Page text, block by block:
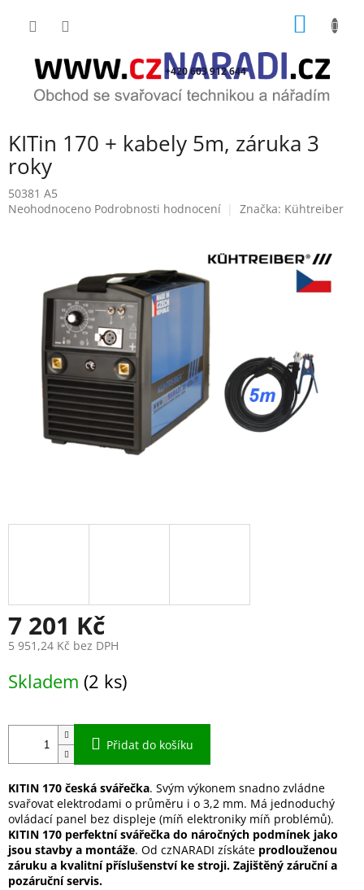
+420 603 912 644
KITin 170 + kabely 5m, záruka 3
roky
50381 A5
Průměrné
hvězdiček.
Neohodnoceno Podrobnosti hodnocení Značka: Kühtreiber
7 201 Kč
5 951,24 Kč bez DPH
cena:
Skladem (2 ks)
Přidat do košíku
KITIN 170 česká svářečka. Svým výkonem snadno zvládne
svařovat elektrodami o průměru i o 3,2 mm. Má jednoduchý
ovládací panel bez displeje (míň elektroniky míň problémů).
KITIN 170 perfektní svářečka do náročných podmínek jako
jsou stavby a montáže. Od czNARADI získáte prodlouženou
záruku a kvalitní příslušenství ke stroji. Zajištěný záruční a
pozáruční servis.